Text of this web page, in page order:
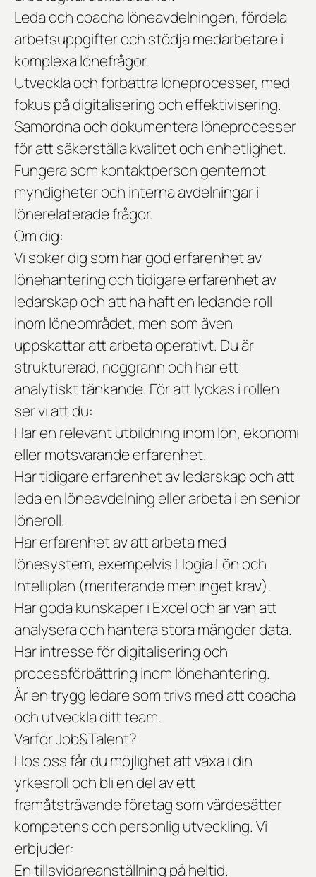
Leda och coacha löneavdelningen, fördela
arbetsuppgifter och stödja medarbetare i
komplexa lönefrågor.
Utveckla och förbättra löneprocesser, med
fokus på digitalisering och effektivisering.
Samordna och dokumentera löneprocesser
för att säkerställa kvalitet och enhetlighet.
Fungera som kontaktperson gentemot
myndigheter och interna avdelningar i
lönerelaterade frågor.
Om dig:
Vi söker dig som har god erfarenhet av
lönehantering och tidigare erfarenhet av
ledarskap och att ha haft en ledande roll
inom löneområdet, men som även
uppskattar att arbeta operativt. Du är
strukturerad, noggrann och har ett
analytiskt tänkande. För att lyckas i rollen
ser vi att du:
Har en relevant utbildning inom lön, ekonomi
eller motsvarande erfarenhet.
Har tidigare erfarenhet av ledarskap och att
leda en löneavdelning eller arbeta i en senior
löneroll.
Har erfarenhet av att arbeta med
lönesystem, exempelvis Hogia Lön och
Intelliplan (meriterande men inget krav).
Har goda kunskaper i Excel och är van att
analysera och hantera stora mängder data.
Har intresse för digitalisering och
processförbättring inom lönehantering.
Är en trygg ledare som trivs med att coacha
och utveckla ditt team.
Varför Job&Talent?
Hos oss får du möjlighet att växa i din
yrkesroll och bli en del av ett
framåtsträvande företag som värdesätter
kompetens och personlig utveckling. Vi
erbjuder:
En tillsvidareanställning på heltid.